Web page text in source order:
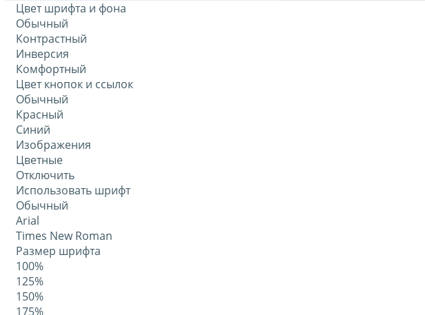
Цвет шрифта и фона
Обычный
Контрастный
Инверсия
Комфортный
Цвет кнопок и ссылок
Обычный
Красный
Синий
Изображения
Цветные
Отключить
Использовать шрифт
Обычный
Arial
Times New Roman
Размер шрифта
100%
125%
150%
175%